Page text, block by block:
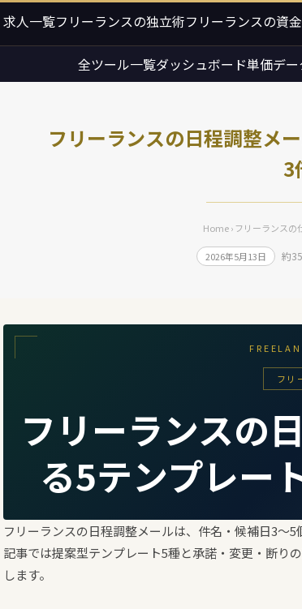
求人一覧フリーランスの独立術フリーランスの資
全ツール一覧ダッシュボード単価デー
フリーランスの日程調整メ
3
Home›フリーランスの
2026年5月13日 約
フリ
フリーランスの
る5テンプレー
フリーランスの日程調整メールは、件名・候補日3〜
記事では提案型テンプレート5種と承諾・変更・断り
します。